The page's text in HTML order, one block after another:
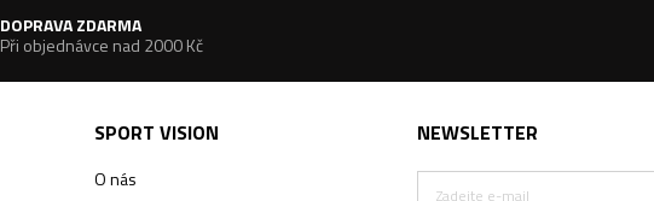
DOPRAVA ZDARMA
Při objednávce nad 2000 Kč
SPORT VISION
O nás
NEWSLETTER